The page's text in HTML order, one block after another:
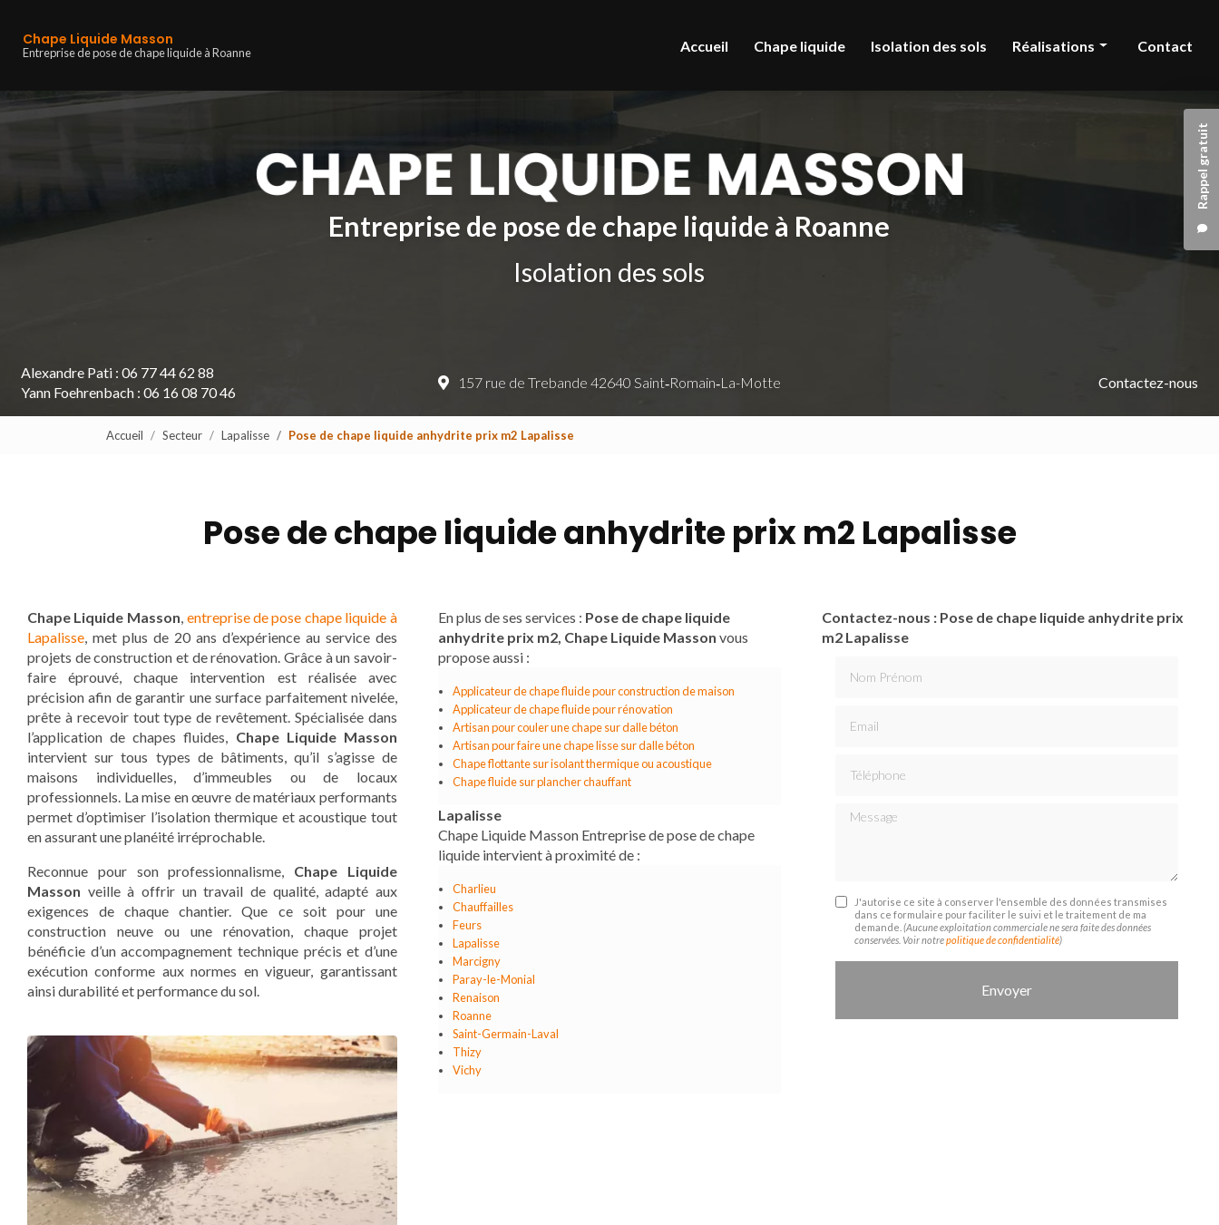
contenu
Chape Liquide Masson
Entreprise de pose de chape liquide à Roanne
Rappel gratuit
Accueil Chape liquide Isolation des sols Réalisations Contact
Entreprise de pose de chape liquide à Roanne
Isolation des sols
Alexandre Pati : 06 77 44 62 88
Yann Foehrenbach : 06 16 08 70 46
157 rue de Trebande 42640 Saint‑Romain‑La-Motte Contactez-nous
Accueil Secteur Lapalisse Pose de chape liquide anhydrite prix m2 Lapalisse
Pose de chape liquide anhydrite prix m2 Lapalisse
Chape Liquide Masson, entreprise de pose chape liquide à
Lapalisse, met plus de 20 ans d’expérience au service des
projets de construction et de rénovation. Grâce à un savoir-
faire éprouvé, chaque intervention est réalisée avec
précision afin de garantir une surface parfaitement nivelée,
prête à recevoir tout type de revêtement. Spécialisée dans
l’application de chapes fluides, Chape Liquide Masson
intervient sur tous types de bâtiments, qu’il s’agisse de
maisons individuelles, d’immeubles ou de locaux
professionnels. La mise en œuvre de matériaux performants
permet d’optimiser l’isolation thermique et acoustique tout
en assurant une planéité irréprochable.
Reconnue pour son professionnalisme, Chape Liquide
Masson veille à offrir un travail de qualité, adapté aux
exigences de chaque chantier. Que ce soit pour une
construction neuve ou une rénovation, chaque projet
bénéficie d’un accompagnement technique précis et d’une
exécution conforme aux normes en vigueur, garantissant
ainsi durabilité et performance du sol.
En plus de ses services : Pose de chape liquide
anhydrite prix m2, Chape Liquide Masson vous
propose aussi :
Applicateur de chape fluide pour construction de maison
Applicateur de chape fluide pour rénovation
Artisan pour couler une chape sur dalle béton
Artisan pour faire une chape lisse sur dalle béton
Chape flottante sur isolant thermique ou acoustique
Chape fluide sur plancher chauffant
Lapalisse
Chape Liquide Masson Entreprise de pose de chape
liquide intervient à proximité de :
Charlieu
Chauffailles
Feurs
Lapalisse
Marcigny
Paray-le-Monial
Renaison
Roanne
Saint-Germain-Laval
Thizy
Vichy
Contactez-nous : Pose de chape liquide anhydrite prix
m2 Lapalisse
Message
J'autorise ce site à conserver l'ensemble des données transmises
dans ce formulaire pour faciliter le suivi et le traitement de ma
demande. (Aucune exploitation commerciale ne sera faite des données
conservées. Voir notrepolitique de confidentialité)